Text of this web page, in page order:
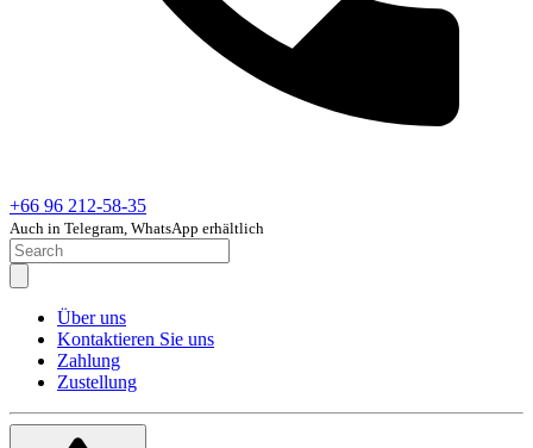
+66 96 212-58-35
Auch in Telegram, WhatsApp erhältlich
Über uns
Kontaktieren Sie uns
Zahlung
Zustellung